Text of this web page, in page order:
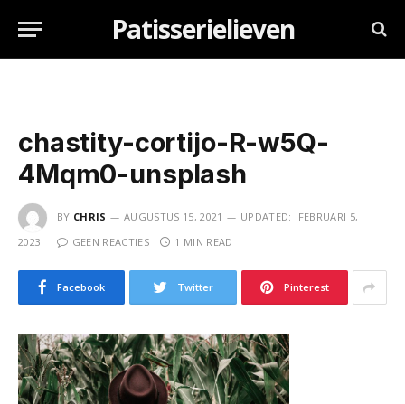
Patisserielieven
chastity-cortijo-R-w5Q-
4Mqm0-unsplash
BY CHRIS AUGUSTUS 15, 2021 UPDATED:
FEBRUARI 5,
2023
GEEN REACTIES 1 MIN READ
Facebook Twitter Pinterest